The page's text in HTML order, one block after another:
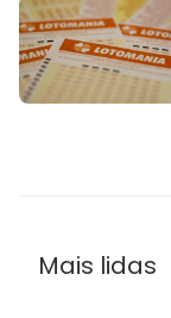
Mais lidas